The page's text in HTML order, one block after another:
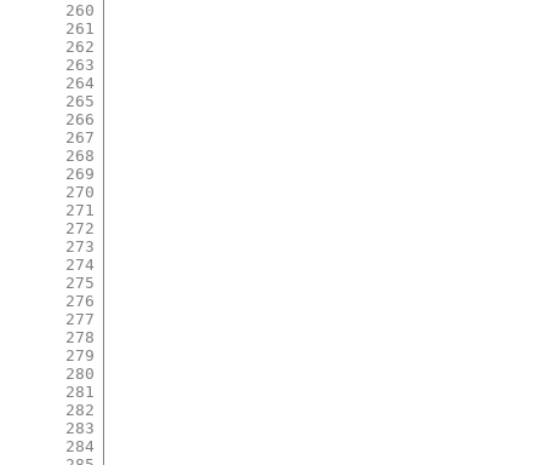
260
261
262
263
264
265
266
267
268
269
270
271
272
273
274
275
276
277
278
279
280
281
282
283
284